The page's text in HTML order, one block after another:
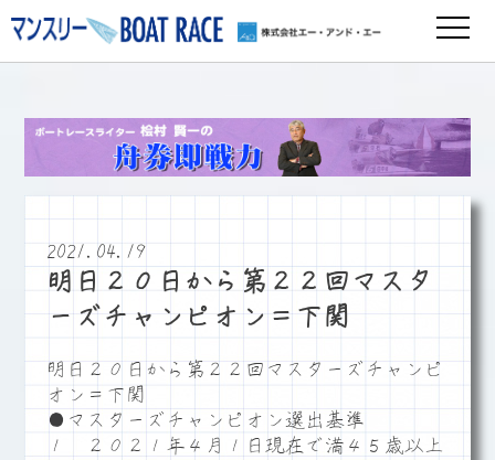
2021.04.19
明日２０日から第２２回マスタ
ーズチャンピオン＝下関
明日２０日から第２２回マスターズチャンピ
オン＝下関
●マスターズチャンピオン選出基準
１ ２０２１年４月１日現在で満４５歳以上